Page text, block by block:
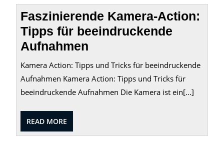
Faszinierende Kamera-Action:
Tipps für beeindruckende
Aufnahmen
Kamera Action: Tipps und Tricks für beeindruckende
Aufnahmen Kamera Action: Tipps und Tricks für
beeindruckende Aufnahmen Die Kamera ist ein[...]
READ MORE
MORE